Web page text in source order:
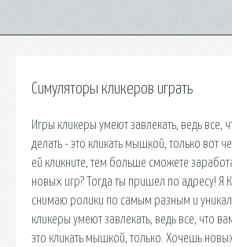
Симуляторы кликеров играть
Игры кликеры умеют завлекать, ведь все,
делать - это кликать мышкой, только вот
ей кликните, тем больше сможете
новых игр? Тогда ты пришел по адресу! Я
снимаю ролики по самым разным и
кликеры умеют завлекать, ведь все, что
это кликать мышкой, только. Хочешь